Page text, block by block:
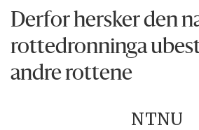
Derfor hersker den
rottedronninga
andre rottene
NTNU